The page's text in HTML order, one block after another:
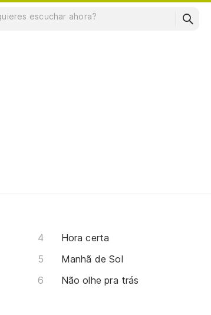
Hora certa
Manhã de Sol
Não olhe pra trás